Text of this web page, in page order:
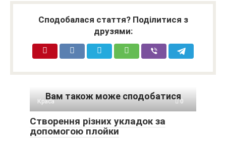
Сподобалася стаття? Поділитися з
друзями:
Вам також може сподобатися
Краса 0
Створення різних укладок за
допомогою плойки